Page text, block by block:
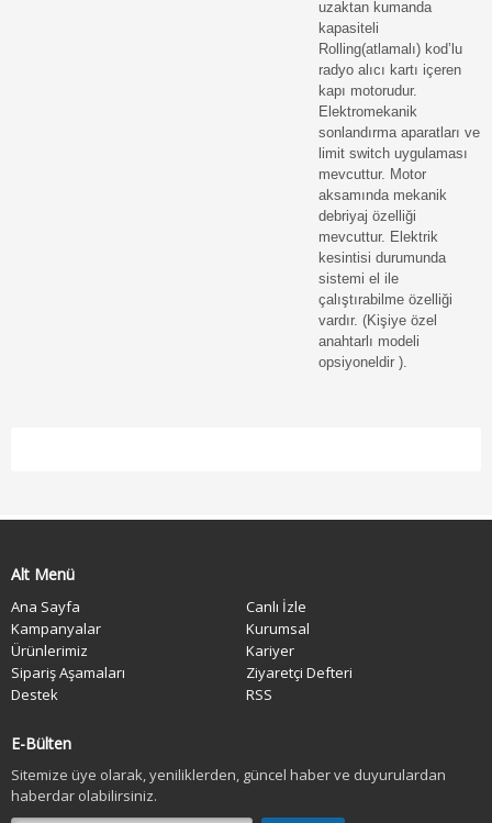
uzaktan kumanda
kapasiteli
Rolling(atlamalı) kod’lu
radyo alıcı kartı içeren
kapı motorudur.
Elektromekanik
sonlandırma aparatları ve
limit switch uygulaması
mevcuttur. Motor
aksamında mekanik
debriyaj özelliği
mevcuttur. Elektrik
kesintisi durumunda
sistemi el ile
çalıştırabilme özelliği
vardır. (Kişiye özel
anahtarlı modeli
opsiyoneldir ).
Alt Menü
Ana Sayfa
Canlı İzle
Kampanyalar
Kurumsal
Ürünlerimiz
Kariyer
Sipariş Aşamaları
Ziyaretçi Defteri
Destek
RSS
E-Bülten
Sitemize üye olarak, yeniliklerden, güncel haber ve duyurulardan
haberdar olabilirsiniz.